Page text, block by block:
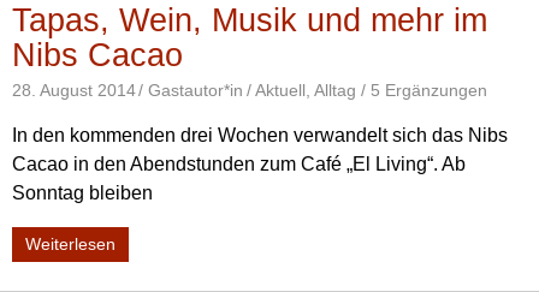
Tapas, Wein, Musik und mehr im
Nibs Cacao
28. August 2014 Gastautor*in Aktuell ,Alltag / 5 Ergänzungen
In den kommenden drei Wochen verwandelt sich das Nibs
Cacao in den Abendstunden zum Café „El Living“. Ab
Sonntag bleiben
Weiterlesen